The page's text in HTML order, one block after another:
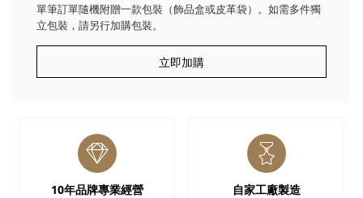
單筆訂單隨機附贈一款包裝（飾品盒或皮革袋）。如需多件獨
立包裝，請另行加購包裝。
立即加購
10年品牌專業經營 自家工廠製造